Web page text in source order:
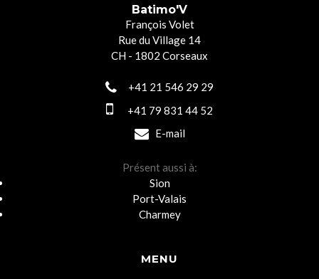
MENU
Batimo'V
François Volet
Rue du Village 14
CH - 1802 Corseaux
+41 21 546 29 29
+41 79 831 44 52
E-mail
Présent aussi à:
Sion
Port-Valais
Charmey